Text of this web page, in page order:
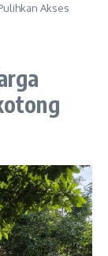
Akses